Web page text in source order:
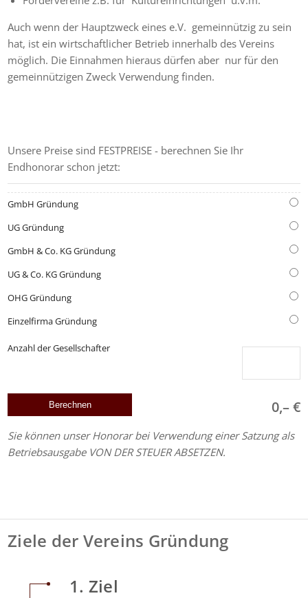
Auch wenn der Hauptzweck eines e.V. gemeinnützig zu sein
hat, ist ein wirtschaftlicher Betrieb innerhalb des Vereins
möglich. Die Einnahmen hieraus dürfen aber nur für den
gemeinnützigen Zweck Verwendung finden.
Unsere Preise sind FESTPREISE - berechnen Sie Ihr
Endhonorar schon jetzt:
GmbH Gründung
UG Gründung
GmbH & Co. KG Gründung
UG & Co. KG Gründung
OHG Gründung
Einzelfirma Gründung
Anzahl der Gesellschafter
0,– €
Sie können unser Honorar bei Verwendung einer Satzung als
Betriebsausgabe VON DER STEUER ABSETZEN.
Ziele der Vereins Gründung
1. Ziel